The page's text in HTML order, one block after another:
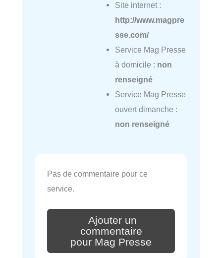
Site internet :
http://www.magpre
sse.com/
Service Mag Presse
à domicile : non
renseigné
Service Mag Presse
ouvert dimanche :
non renseigné
Pas de commentaire pour ce
service.
Ajouter un
commentaire
pour Mag Presse